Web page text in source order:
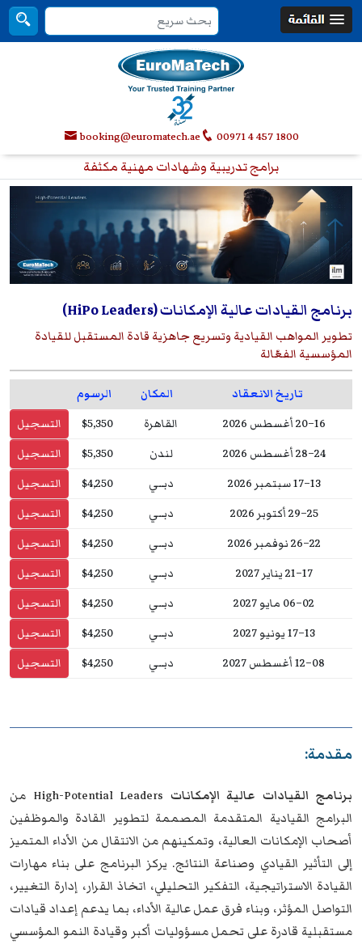
00971 4 457 1800
booking@euromatech.ae
برامج تدريبية وشهادات مهنية مكثفة
برنامج القيادات عالية الإمكانات (HiPo Leaders)
تطوير المواهب القيادية وتسريع جاهزية قادة المستقبل للقيادة
المؤسسية الفعّالة
تاريخ الانعقاد المكان
الرسوم
16–20 أغسطس 2026
القاهرة $5,350
التسجيل
24–28 أغسطس 2026
لندن $5,350
التسجيل
13–17 سبتمبر 2026
دبــي $4,250
التسجيل
25–29 أكتوبر 2026
دبــي $4,250
التسجيل
22–26 نوفمبر 2026
دبــي $4,250
التسجيل
17–21 يناير 2027
دبــي $4,250
التسجيل
02–06 مايو 2027
دبــي $4,250
التسجيل
13–17 يونيو 2027
دبــي $4,250
التسجيل
08–12 أغسطس 2027
دبــي $4,250 التسجيل
مقدمة:
برنامج القيادات عالية الإمكانات High-Potential Leaders من
البرامج القيادية المتقدمة المصممة لتطوير القادة والموظفين
أصحاب الإمكانات العالية، وتمكينهم من الانتقال من الأداء المتميز
إلى التأثير القيادي وصناعة النتائج. يركز البرنامج على بناء مهارات
القيادة الاستراتيجية، التفكير التحليلي، اتخاذ القرار، إدارة التغيير،
التواصل المؤثر، وبناء فرق عمل عالية الأداء، بما يدعم إعداد قيادات
مستقبلية قادرة على تحمل مسؤوليات أكبر وقيادة النمو المؤسسي